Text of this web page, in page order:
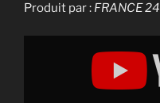
Produit par : FRANCE 24
Display